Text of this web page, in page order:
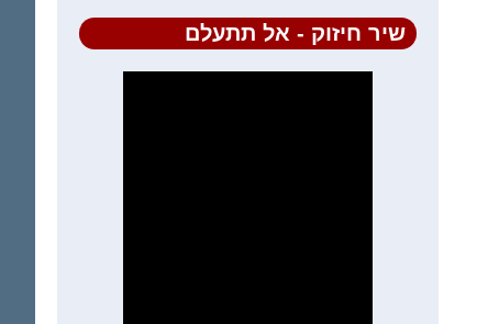
שיר חיזוק - אל תתעלם